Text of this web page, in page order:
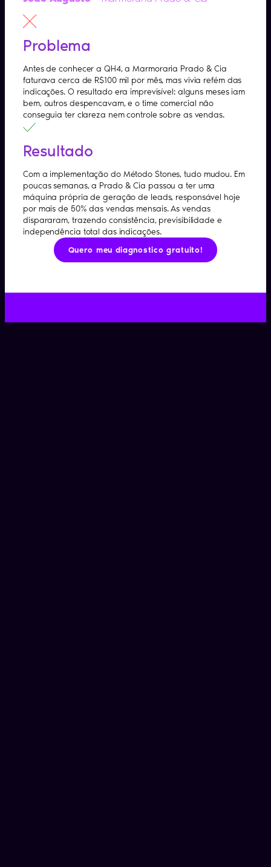
Problema
Antes de conhecer a QH4, a Marmoraria Prado & Cia
faturava cerca de R$100 mil por mês, mas vivia refém das
indicações. O resultado era imprevisível: alguns meses iam
bem, outros despencavam, e o time comercial não
conseguia ter clareza nem controle sobre as vendas.
Resultado
Com a implementação do Método Stones, tudo mudou. Em
poucas semanas, a Prado & Cia passou a ter uma
máquina própria de geração de leads, responsável hoje
por mais de 50% das vendas mensais. As vendas
dispararam, trazendo consistência, previsibilidade e
independência total das indicações.
Quero meu diagnostico gratuito!